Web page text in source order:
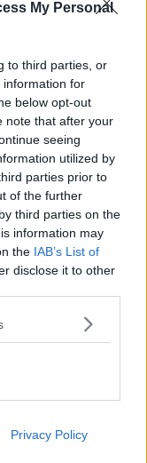
My Personal
to third parties, or
information for
below opt-out
note that after your
seeing
utilized by
parties prior to
of the further
third parties on the
information may
the IAB’s List of
disclose it to other
Privacy Policy
duramente,
una sfumatura
ortodossi del
come se si trattasse
non bisogna
le figure descritte
molto alla realtà
sulla diffusione
mentre oggi il
In Italia la crisi è
pochissimi leggono.
degli analfabeti, e
potrebbe risolvere
leggere a un
di un sillabario.
nel 1957 e si dà